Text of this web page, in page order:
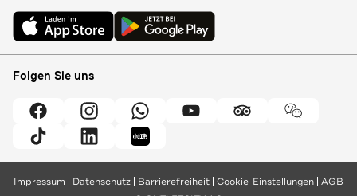
Folgen Sie uns
Impressum Datenschutz Barrierefreiheit Cookie-Einstellungen AGB